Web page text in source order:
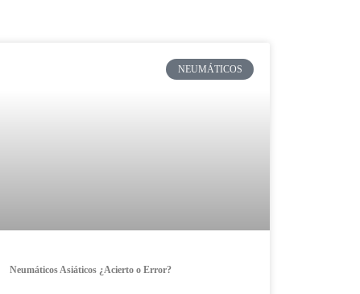
NEUMÁTICOS
Neumáticos Asiáticos ¿Acierto o Error?